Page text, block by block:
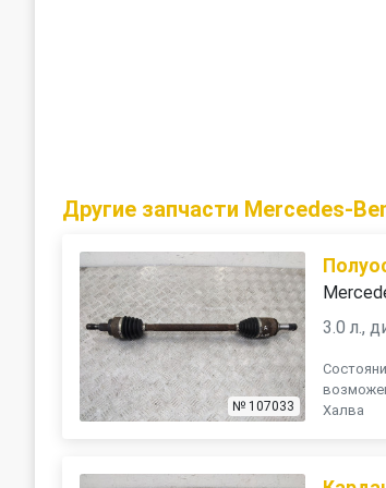
Другие запчасти Mercedes-
№ 107033
3.0 л.,
Халва